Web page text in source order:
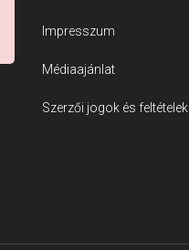
Impresszum
Médiaajánlat
Szerzői jogok és feltételek